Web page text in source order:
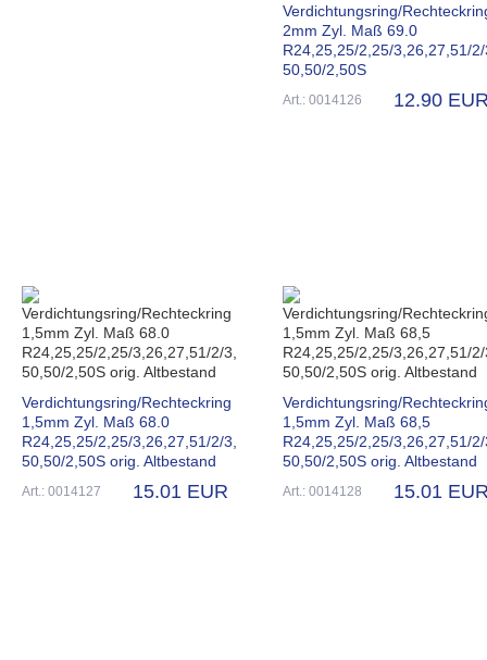
Verdichtungsring/
2mm Zyl. Maß 69.0
R24,25,25/2,25/3,26,27,51/
50,50/2,50S
Art.: 0014126 12.90
Verdichtungsring/Rechteckring
1,5mm Zyl. Maß 68.0
R24,25,25/2,25/3,26,27,51/2/3,
50,50/2,50S orig. Altbestand
Art.: 0014127 15.01 EUR
Verdichtungsring/
1,5mm Zyl. Maß 68,5
R24,25,25/2,25/3,26,27,51/
50,50/2,50S orig. Altbestand
Art.: 0014128 15.01